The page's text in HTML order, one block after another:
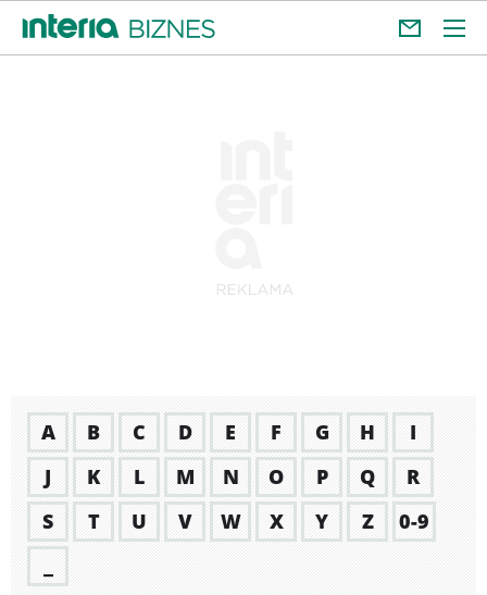
A B C D E F G H
I
J
K L M N O P Q
R
S
T U V W X Y Z
0-9